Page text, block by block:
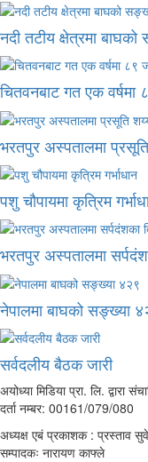
नदी तटीय क्षेत्रमा
चितवनबाट गत एक वर्षमा
भरतपुर अस्पतालमा
पशु चौपायमा कृत्रिम
भरतपुर अस्पतालमा
नेपालमा बाघको सङ्ख्या
सर्वदलीय बैठक जारी
अयोध्या मिडिया प्रा. लि. द्वारा
दर्ता नम्बर: 00161/079/080
अध्यक्ष एबं प्रकाशक : प्रस्ताव
सम्पादकः नारायण काफ्ले